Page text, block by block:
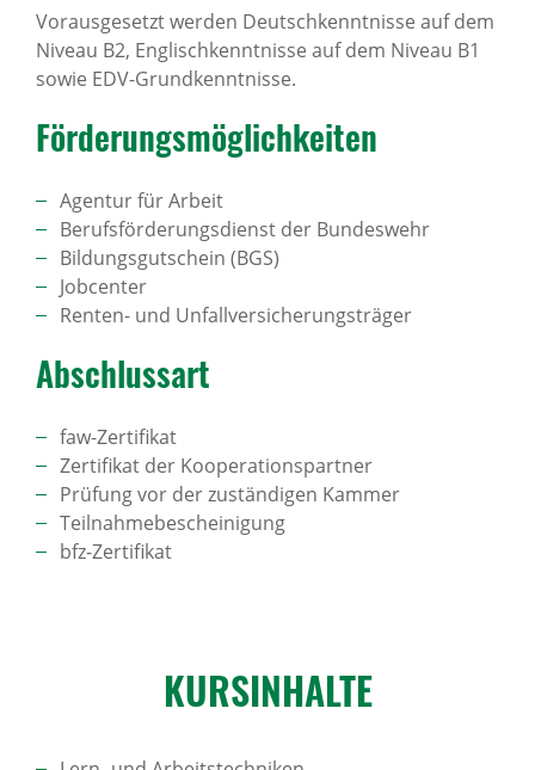
Vorausgesetzt werden Deutschkenntnisse auf dem
Niveau B2, Englischkenntnisse auf dem Niveau B1
sowie EDV-Grundkenntnisse.
Förde­rungs­mög­lich­keiten
Agentur für Arbeit
Berufsförderungsdienst der Bundeswehr
Bildungsgutschein (BGS)
Jobcenter
Renten- und Unfallversicherungsträger
Abschlussart
faw-Zertifikat
Zertifikat der Kooperationspartner
Prüfung vor der zuständigen Kammer
Teilnahmebescheinigung
bfz-Zertifikat
KURS­IN­HALTE